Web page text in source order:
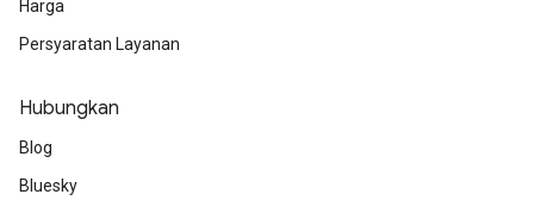
Harga
Persyaratan Layanan
Hubungkan
Blog
Bluesky